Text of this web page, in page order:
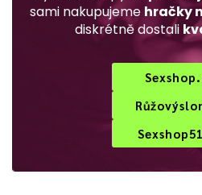
sami nakupujeme hračky
diskrétně dostali